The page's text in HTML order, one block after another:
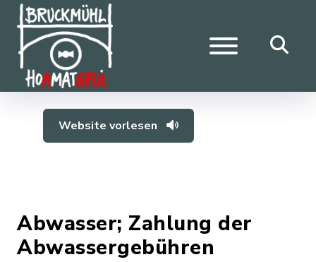
Website vorlesen
Abwasser; Zahlung der
Abwassergebühren